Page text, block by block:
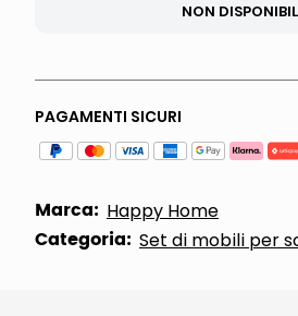
NON
PAGAMENTI SICURI
Marca: Happy Home
Categoria: Set di mobili per